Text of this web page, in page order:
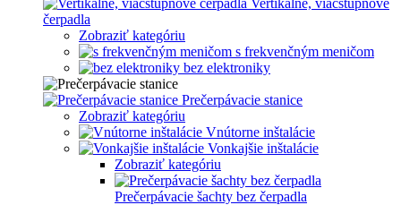
Vertikálne, viacstupňové
čerpadla
Zobraziť kategóriu
s frekvenčným meničom
bez elektroniky
Prečerpávacie stanice
Zobraziť kategóriu
Vnútorne inštalácie
Vonkajšie inštalácie
Zobraziť kategóriu
Prečerpávacie šachty bez čerpadla